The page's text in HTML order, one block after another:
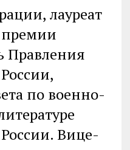
лауреат
премии
Правления
по военно-
Вице-